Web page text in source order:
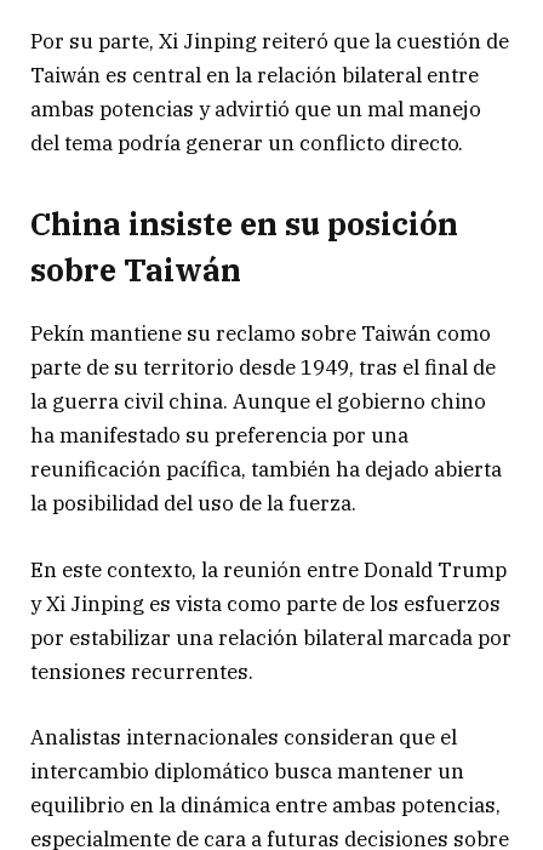
Por su parte, Xi Jinping reiteró que la cuestión de
Taiwán es central en la relación bilateral entre
ambas potencias y advirtió que un mal manejo
del tema podría generar un conflicto directo.
China insiste en su posición
sobre Taiwán
Pekín mantiene su reclamo sobre Taiwán como
parte de su territorio desde 1949, tras el final de
la guerra civil china. Aunque el gobierno chino
ha manifestado su preferencia por una
reunificación pacífica, también ha dejado abierta
la posibilidad del uso de la fuerza.
En este contexto, la reunión entreDonald Trump
yXi Jinping es vista como parte de los esfuerzos
por estabilizar una relación bilateral marcada por
tensiones recurrentes.
Analistas internacionales consideran que el
intercambio diplomático busca mantener un
equilibrio en la dinámica entre ambas potencias,
especialmente de cara a futuras decisiones sobre